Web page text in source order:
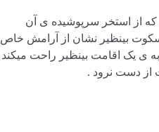
که از استخر سرپوشیده ی آن
بینظیر نشان از آرامش خاص
ی یک اقامت بینظیر راحت میکند
از دست نرود .